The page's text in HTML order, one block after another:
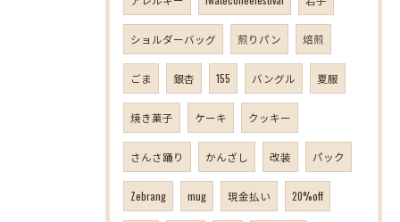
ショルダーバッグ 煎りパン 焙煎
ごま 銀杏 155 バングル 夏服
焼き菓子 ケーキ クッキー
さんさ踊り かんざし 改装 パック
Zebrang mug 現金払い 20%off